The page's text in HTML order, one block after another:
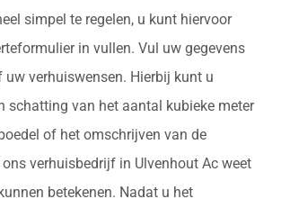
simpel te regelen, u kunt hiervoor
in vullen. Vul uw gegevens
uw verhuiswensen. Hierbij kunt u
schatting van het aantal kubieke meter
of het omschrijven van de
verhuisbedrijf in Ulvenhout Ac weet
betekenen. Nadat u het